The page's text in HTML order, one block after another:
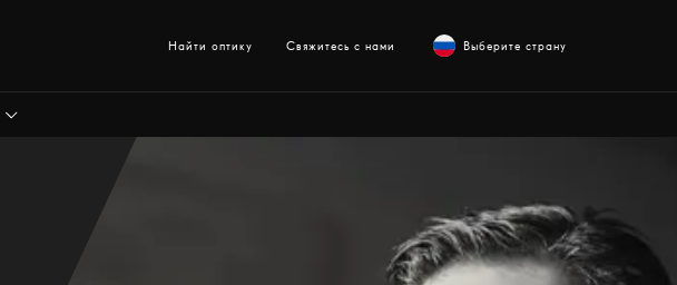
Найти оптику Свяжитесь с нами Выберите страну